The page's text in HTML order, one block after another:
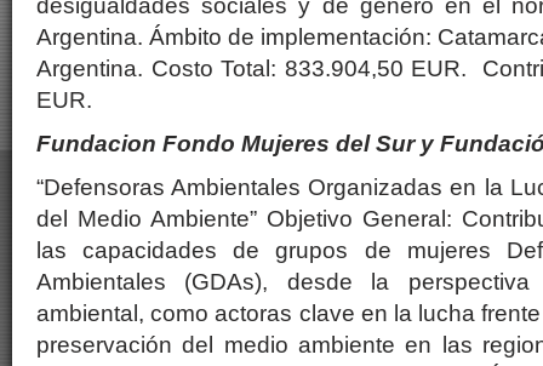
desigualdades sociales y de género en el
Argentina. Ámbito de implementación:
Argentina. Costo Total: 833.904,50 EUR.
EUR.
Fundacion Fondo Mujeres del Sur y
“Defensoras Ambientales Organizadas en la
del Medio Ambiente” Objetivo General:
las capacidades de grupos de mujeres
Ambientales (GDAs), desde la
ambiental, como actoras clave en la lucha
preservación del medio ambiente en las